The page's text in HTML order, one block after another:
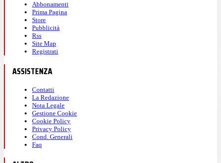
Abbonamenti
Prima Pagina
Store
Pubblicità
Rss
Site Map
Registrati
ASSISTENZA
Contatti
La Redazione
Nota Legale
Gestione Cookie
Cookie Policy
Privacy Policy
Cond. Generali
Faq